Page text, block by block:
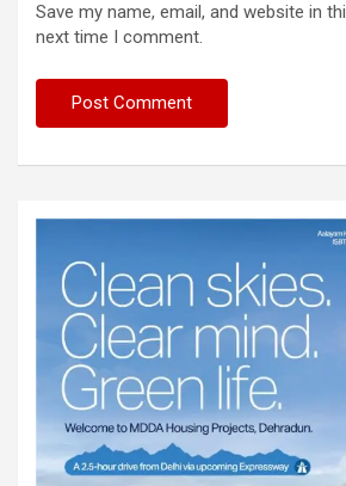
Save my name, email, and website in
next time I comment.